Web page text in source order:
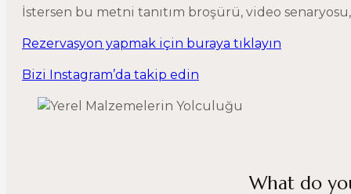
İstersen bu metni tanıtım broşürü, video
Rezervasyon yapmak için buraya tıklayın
Bizi Instagram’da takip edin
What do